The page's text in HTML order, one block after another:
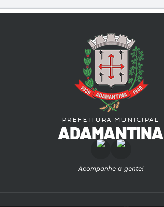
Acompanhe a gente!